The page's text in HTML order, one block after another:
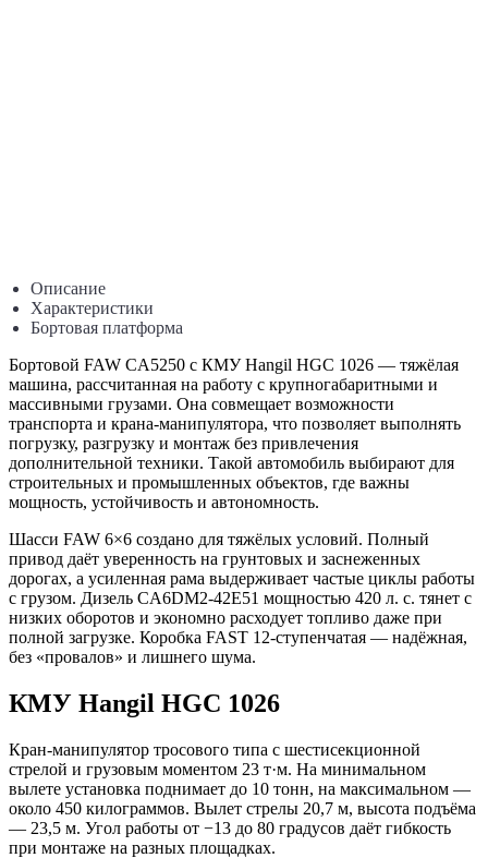
Описание
Характеристики
Бортовая платформа
Бортовой FAW CA5250 с КМУ Hangil HGC 1026 — тяжёлая
машина, рассчитанная на работу с крупногабаритными и
массивными грузами. Она совмещает возможности
транспорта и крана-манипулятора, что позволяет выполнять
погрузку, разгрузку и монтаж без привлечения
дополнительной техники. Такой автомобиль выбирают для
строительных и промышленных объектов, где важны
мощность, устойчивость и автономность.
Шасси FAW 6×6 создано для тяжёлых условий. Полный
привод даёт уверенность на грунтовых и заснеженных
дорогах, а усиленная рама выдерживает частые циклы работы
с грузом. Дизель CA6DM2-42E51 мощностью 420 л. с. тянет с
низких оборотов и экономно расходует топливо даже при
полной загрузке. Коробка FAST 12-ступенчатая — надёжная,
без «провалов» и лишнего шума.
КМУ Hangil HGC 1026
Кран-манипулятор тросового типа с шестисекционной
стрелой и грузовым моментом 23 т·м. На минимальном
вылете установка поднимает до 10 тонн, на максимальном —
около 450 килограммов. Вылет стрелы 20,7 м, высота подъёма
— 23,5 м. Угол работы от −13 до 80 градусов даёт гибкость
при монтаже на разных площадках.